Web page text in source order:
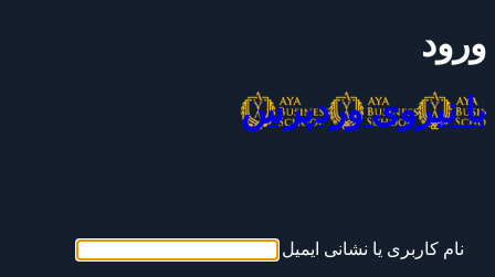
ورود
با نیروی وردپرس
نام کاربری یا نشانی ایمیل